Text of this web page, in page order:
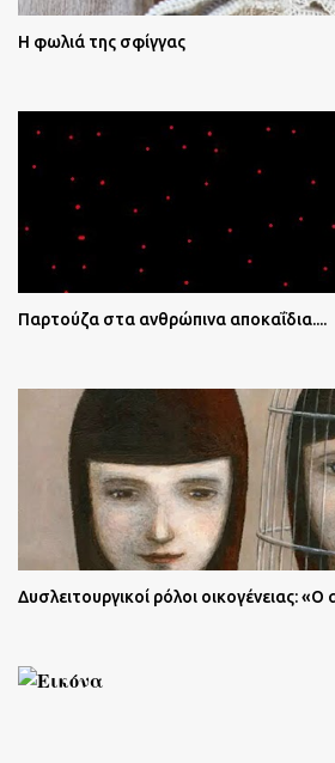
Η φωλιά της σφίγγας
Παρτούζα στα ανθρώπινα αποκαΐδια....
Δυσλειτουργικοί ρόλοι οικογένειας: